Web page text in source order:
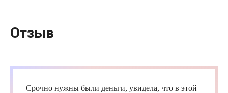
Отзыв
Срочно нужны были деньги, увидела, что в этой